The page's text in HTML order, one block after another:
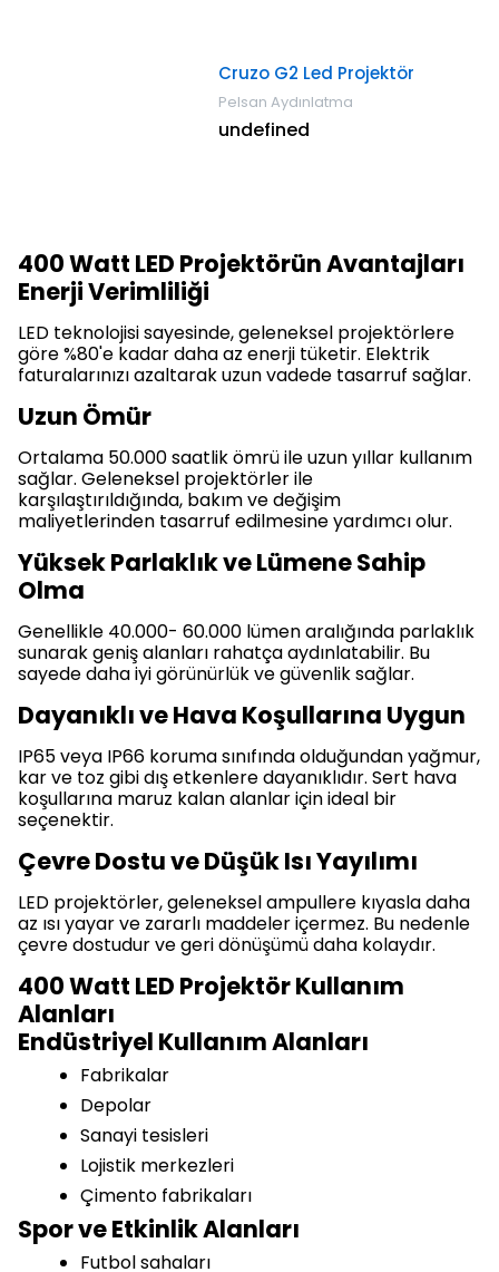
Cruzo G2 Led Projektör
Pelsan Aydınlatma
undefined
400 Watt LED Projektörün Avantajları
Enerji Verimliliği
LED teknolojisi sayesinde, geleneksel projektörlere
göre %80'e kadar daha az enerji tüketir. Elektrik
faturalarınızı azaltarak uzun vadede tasarruf sağlar.
Uzun Ömür
Ortalama 50.000 saatlik ömrü ile uzun yıllar kullanım
sağlar. Geleneksel projektörler ile
karşılaştırıldığında, bakım ve değişim
maliyetlerinden tasarruf edilmesine yardımcı olur.
Yüksek Parlaklık ve Lümene Sahip
Olma
Genellikle 40.000- 60.000 lümen aralığında parlaklık
sunarak geniş alanları rahatça aydınlatabilir. Bu
sayede daha iyi görünürlük ve güvenlik sağlar.
Dayanıklı ve Hava Koşullarına Uygun
IP65 veya IP66 koruma sınıfında olduğundan yağmur,
kar ve toz gibi dış etkenlere dayanıklıdır. Sert hava
koşullarına maruz kalan alanlar için ideal bir
seçenektir.
Çevre Dostu ve Düşük Isı Yayılımı
LED projektörler, geleneksel ampullere kıyasla daha
az ısı yayar ve zararlı maddeler içermez. Bu nedenle
çevre dostudur ve geri dönüşümü daha kolaydır.
400 Watt LED Projektör Kullanım
Alanları
Endüstriyel Kullanım Alanları
Fabrikalar
Depolar
Sanayi tesisleri
Lojistik merkezleri
Çimento fabrikaları
Spor ve Etkinlik Alanları
Futbol sahaları